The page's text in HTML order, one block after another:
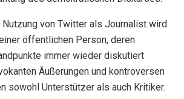
von Twitter als Journalist wird
öffentlichen Person, deren
immer wieder diskutiert
Äußerungen und kontroversen
sowohl Unterstützer als auch Kritiker.